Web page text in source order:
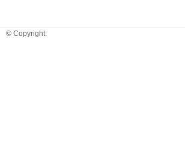
© Copyright: